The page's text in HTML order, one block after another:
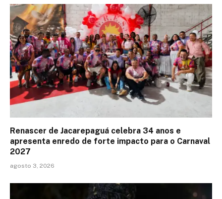
Renascer de Jacarepaguá celebra 34 anos e
apresenta enredo de forte impacto para o Carnaval
2027
agosto 3, 2026